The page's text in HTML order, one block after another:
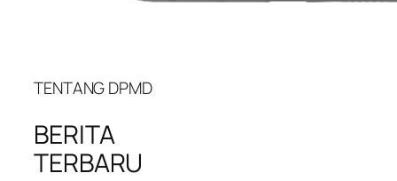
TENTANG DPMD
BERITA
TERBARU